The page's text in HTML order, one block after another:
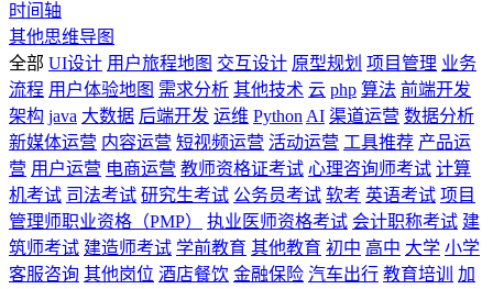
时间轴
其他思维导图
全部 UI设计 用户旅程地图 交互设计 原型规划 项目管理 业务
流程 用户体验地图 需求分析 其他技术 云 php 算法 前端开发
架构 java 大数据 后端开发 运维 Python AI 渠道运营 数据分析
新媒体运营 内容运营 短视频运营 活动运营 工具推荐 产品运
营 用户运营 电商运营 教师资格证考试 心理咨询师考试 计算
机考试 司法考试 研究生考试 公务员考试 软考 英语考试 项目
管理师职业资格（PMP）
执业医师资格考试 会计职称考试 建
筑师考试 建造师考试 学前教育 其他教育 初中 高中 大学 小学
客服咨询 其他岗位 酒店餐饮 金融保险 汽车出行 教育培训
加